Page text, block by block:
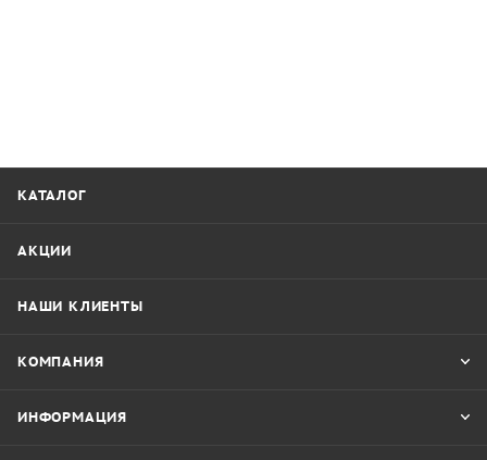
КАТАЛОГ
АКЦИИ
НАШИ КЛИЕНТЫ
КОМПАНИЯ
ИНФОРМАЦИЯ